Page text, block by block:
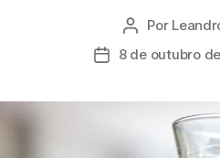
Autor
do
Por
Data8 de outubro